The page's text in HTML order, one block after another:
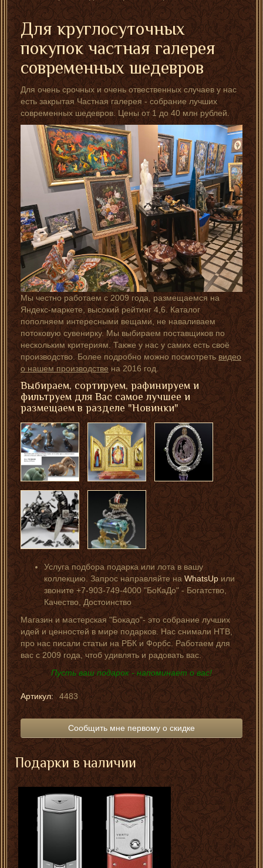
Для круглосуточных
покупок частная галерея
современных шедевров
Для очень срочных и очень отвественных случаев у нас
есть закрытая Частная галерея - собрание лучших
современных шедевров. Цены от 1 до 40 млн рублей.
Мы честно работаем с 2009 года, размещаемся на
Яндекс-маркете, высокий рейтинг 4,6. Каталог
пополняем интересными вещами, не наваливаем
потоковую сувенирку. Мы выбираем поставщиков по
нескольким критериям. Также у нас у самих есть своё
производство. Более подробно можно посмотретьвидео
о нашем производствена 2016 год.
Выбираем, сортируем, рафинируем и
фильтруем для Вас самое лучшее и
размещаем в разделе "Новинки"
Услуга подбора подарка или лота в вашу
коллекцию. Запрос направляйте наWhatsUp или
звоните +7-903-749-4000 "БоКаДо" - Богатство,
Качество, Достоинство
Магазин и мастерская "Бокадо"- это собрание лучших
идей и ценностей в мире подарков. Нас снимали НТВ,
про нас писали статьи на РБК и Форбс. Работаем для
вас с 2009 года, чтоб удивлять и радовать вас.
Пусть ваш подарок - напоминает о вас!
Артикул: 4483
Сообщить мне первому о скидке
Подарки в наличии